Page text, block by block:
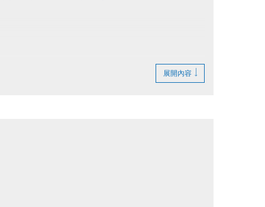
展開內容